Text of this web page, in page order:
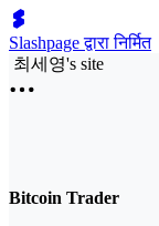
Slashpage द्वारा निर्मित
최세영's site
Bitcoin Trader